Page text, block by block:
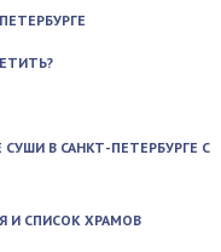
В САНКТ-ПЕТЕРБУРГЕ С
И СПИСОК ХРАМОВ